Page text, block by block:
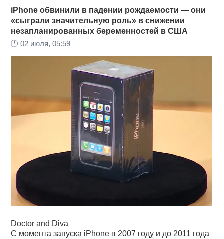
iPhone обвинили в падении рождаемости — они
«сыграли значительную роль» в снижении
незапланированных беременностей в США
🕛02 июля, 05:59
Doctor and Diva
С момента запуска iPhone в 2007 году и до 2011 года